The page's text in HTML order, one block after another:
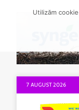
7 AUGUST 2026
Utilizăm